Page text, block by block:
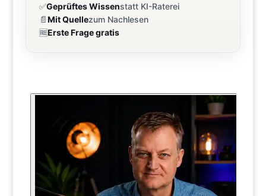
✅Geprüftes Wissenstatt KI-Raterei
📄Mit Quellezum Nachlesen
🆓Erste Frage gratis